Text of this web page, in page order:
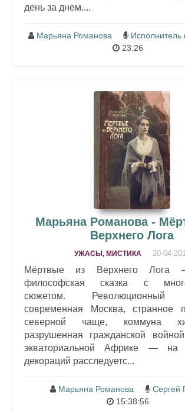
день за днем....
Марьяна Романова
Исполнитель
23:26
Марьяна Романова -
Верхнего Лога
УЖАСЫ, МИСТИКА 20-04-
Мёртвые из Верхнего Лога
философская сказка с
сюжетом. Революционный
современная Москва, странное
северной чаще, коммуна
разрушенная гражданской
экваториальной Африке — на
декораций расследуетс...
Марьяна Романова
Сергей
15:38:56